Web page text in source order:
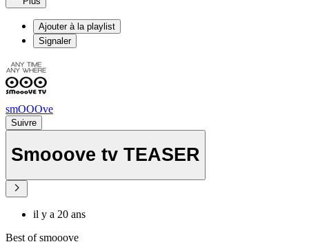
Ajouter à la playlist
Signaler
smOOOve
Suivre
Smooove tv TEASER
il y a 20 ans
Best of smooove